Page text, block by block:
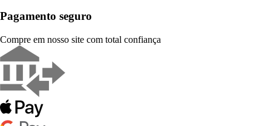
Pagamento seguro
Compre em nosso site com total confiança